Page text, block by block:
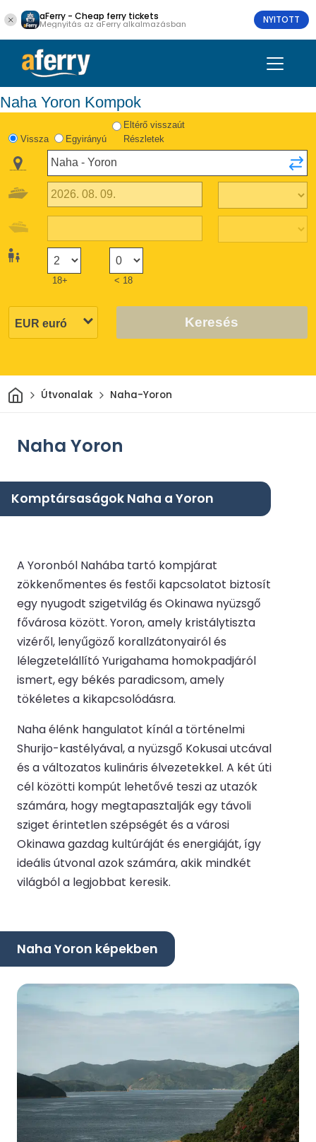
aFerry - Cheap ferry tickets
Megnyitás az aFerry alkalmazásban NYITOTT
Naha Yoron Kompok
Vissza Egyirányú
Eltérő visszaút
Részletek
18+ < 18
Keresés
Otthon
Útvonalak Naha-Yoron
Naha Yoron
Komptársaságok Naha a Yoron
A Yoronból Nahába tartó kompjárat
zökkenőmentes és festői kapcsolatot biztosít
egy nyugodt szigetvilág és Okinawa nyüzsgő
fővárosa között. Yoron, amely kristálytiszta
vizéről, lenyűgöző korallzátonyairól és
lélegzetelállító Yurigahama homokpadjáról
ismert, egy békés paradicsom, amely
tökéletes a kikapcsolódásra.
Naha élénk hangulatot kínál a történelmi
Shurijo-kastélyával, a nyüzsgő Kokusai utcával
és a változatos kulináris élvezetekkel. A két úti
cél közötti kompút lehetővé teszi az utazók
számára, hogy megtapasztalják egy távoli
sziget érintetlen szépségét és a városi
Okinawa gazdag kultúráját és energiáját, így
ideális útvonal azok számára, akik mindkét
világból a legjobbat keresik.
Naha Yoron képekben